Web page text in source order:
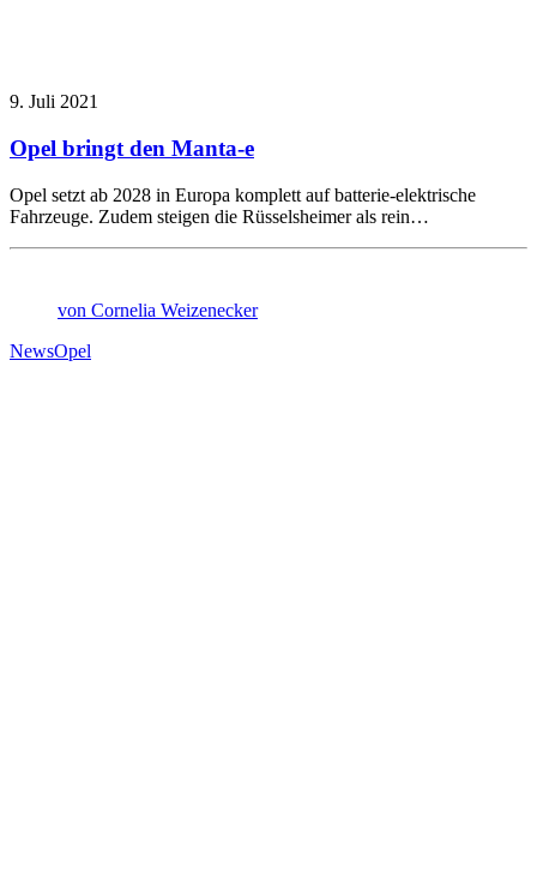
9. Juli 2021
Opel bringt den Manta-e
Opel setzt ab 2028 in Europa komplett auf batterie-elektrische
Fahrzeuge. Zudem steigen die Rüsselsheimer als rein…
von Cornelia Weizenecker
NewsOpel